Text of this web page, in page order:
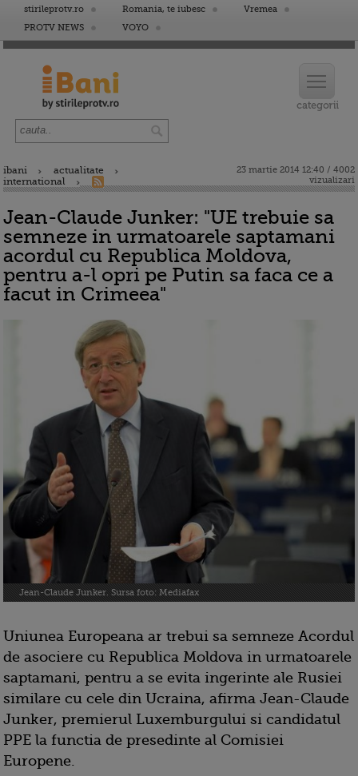
stirileprotv.ro Romania, te iubesc
Vremea
PROTV NEWS
VOYO
ibani
actualitate
international
23 martie 2014 12:40 / 4002
vizualizari
Jean-Claude Junker: "UE trebuie sa
semneze in urmatoarele saptamani
acordul cu Republica Moldova,
pentru a-l opri pe Putin sa faca ce a
facut in Crimeea"
Jean-Claude Junker. Sursa foto: Mediafax
Uniunea Europeana ar trebui sa semneze Acordul
de asociere cu Republica Moldova in urmatoarele
saptamani, pentru a se evita ingerinte ale Rusiei
similare cu cele din Ucraina, afirma Jean-Claude
Junker, premierul Luxemburgului si candidatul
PPE la functia de presedinte al Comisiei
Europene.